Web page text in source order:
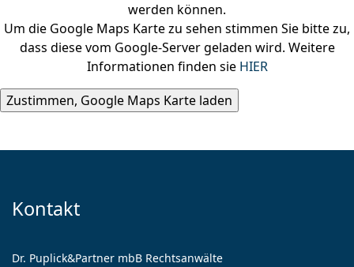
werden können.
Um die Google Maps Karte zu sehen stimmen Sie bitte zu,
dass diese vom Google-Server geladen wird. Weitere
Informationen finden sie HIER
Kontakt
Dr. Puplick&Partner mbB Rechtsanwälte